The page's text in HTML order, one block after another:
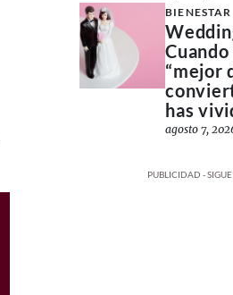
BIENESTAR
“mejor
has
agosto 7,
PUBLICIDAD -